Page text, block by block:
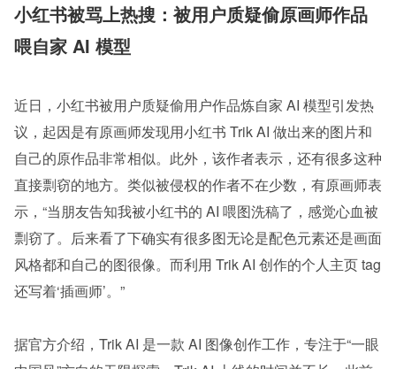
小红书被骂上热搜：被用户质疑偷原画师作品
喂自家 AI 模型
近日，小红书被用户质疑偷用户作品炼自家 AI 模型引发热
议，起因是有原画师发现用小红书 Trik AI 做出来的图片和
自己的原作品非常相似。此外，该作者表示，还有很多这种
直接剽窃的地方。类似被侵权的作者不在少数，有原画师表
示，“当朋友告知我被小红书的 AI 喂图洗稿了，感觉心血被
剽窃了。后来看了下确实有很多图无论是配色元素还是画面
风格都和自己的图很像。而利用 Trik AI 创作的个人主页 tag
还写着‘插画师’。”
据官方介绍，Trik AI 是一款 AI 图像创作工作，专注于“一眼